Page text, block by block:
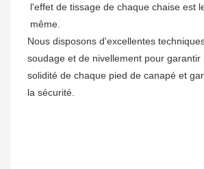
l'effet de tissage de chaque chaise est
même.
Nous disposons d'excellentes
soudage et de nivellement pour garantir
solidité de chaque pied de canapé et
la sécurité.